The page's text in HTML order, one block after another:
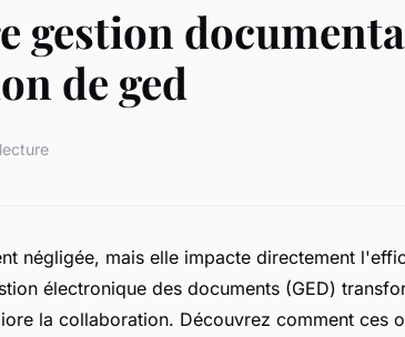
gestion
de ged
négligée, mais elle impacte directement
électronique des documents (GED)
la collaboration. Découvrez comment ces